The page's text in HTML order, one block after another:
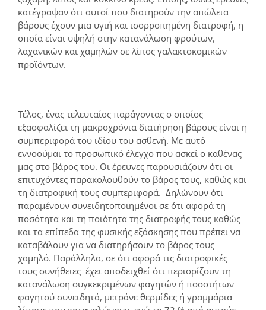
κατέγραψαν ότι αυτοί που διατηρούν την απώλεια
βάρους έχουν μια υγιή και ισορροπημένη διατροφή, η
οποία είναι υψηλή στην κατανάλωση φρούτων,
λαχανικών και χαμηλών σε λίπος γαλακτοκομικών
προϊόντων.
Τέλος, ένας τελευταίος παράγοντας ο οποίος
εξασφαλίζει τη μακροχρόνια διατήρηση βάρους είναι η
συμπεριφορά του ιδίου του ασθενή. Με αυτό
εννοούμαι το προσωπικό έλεγχο που ασκεί ο καθένας
μας στο βάρος του. Οι έρευνες παρουσιάζουν ότι οι
επιτυχόντες παρακολουθούν το βάρος τους, καθώς και
τη διατροφική τους συμπεριφορά. Δηλώνουν ότι
παραμένουν συνειδητοποιημένοι σε ότι αφορά τη
ποσότητα και τη ποιότητα της διατροφής τους καθώς
και τα επίπεδα της φυσικής εξάσκησης που πρέπει να
καταβάλουν για να διατηρήσουν το βάρος τους
χαμηλό. Παράλληλα, σε ότι αφορά τις διατροφικές
τους συνήθειες έχει αποδειχθεί ότι περιορίζουν τη
κατανάλωση συγκεκριμένων φαγητών ή ποσοτήτων
φαγητού συνειδητά, μετράνε θερμίδες ή γραμμάρια